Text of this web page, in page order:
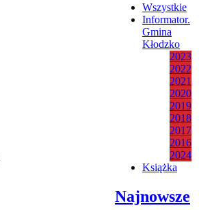
Wszystkie
Informator.
Gmina
Kłodzko
2023
2022
2021
2020
2019
2018
2017
2016
2024
Książka
Najnowsze